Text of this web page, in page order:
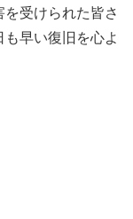
受けられた皆さ
早い復旧を心よ